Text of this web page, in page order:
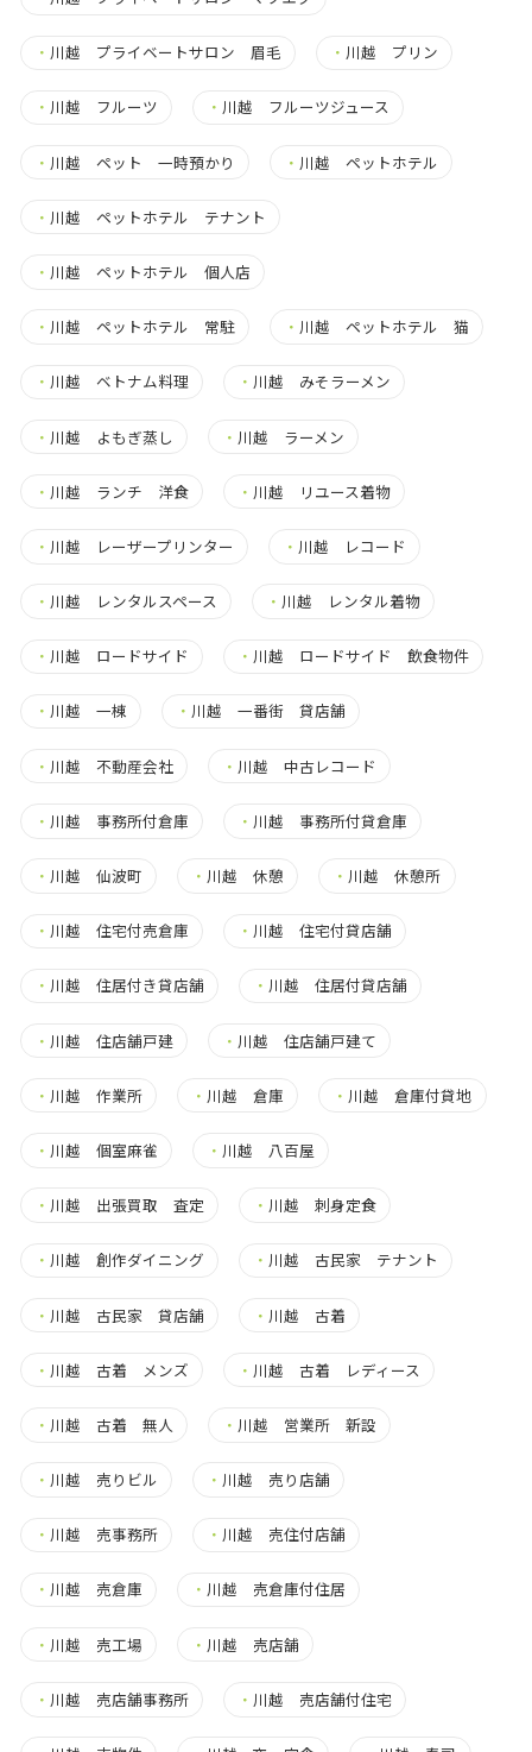
・ 川越 プライベートサロン 眉毛 ・ 川越 プリン
・ 川越 フルーツ ・ 川越 フルーツジュース
・ 川越 ペット 一時預かり ・ 川越 ペットホテル
・ 川越 ペットホテル テナント
・ 川越 ペットホテル 個人店
・ 川越 ペットホテル 常駐 ・ 川越 ペットホテル 猫
・ 川越 ベトナム料理 ・ 川越 みそラーメン
・ 川越 よもぎ蒸し ・ 川越 ラーメン
・ 川越 ランチ 洋食 ・ 川越 リユース着物
・ 川越 レーザープリンター ・ 川越 レコード
・ 川越 レンタルスペース ・ 川越 レンタル着物
・ 川越 ロードサイド ・ 川越 ロードサイド 飲食物件
・ 川越 一棟 ・ 川越 一番街 貸店舗
・ 川越 不動産会社 ・ 川越 中古レコード
・ 川越 事務所付倉庫 ・ 川越 事務所付貸倉庫
・ 川越 仙波町 ・ 川越 休憩 ・ 川越 休憩所
・ 川越 住宅付売倉庫 ・ 川越 住宅付貸店舗
・ 川越 住居付き貸店舗 ・ 川越 住居付貸店舗
・ 川越 住店舗戸建 ・ 川越 住店舗戸建て
・ 川越 作業所 ・ 川越 倉庫 ・ 川越 倉庫付貸地
・ 川越 個室麻雀 ・ 川越 八百屋
・ 川越 出張買取 査定 ・ 川越 刺身定食
・ 川越 創作ダイニング ・ 川越 古民家 テナント
・ 川越 古民家 貸店舗 ・ 川越 古着
・ 川越 古着 メンズ ・ 川越 古着 レディース
・ 川越 古着 無人 ・ 川越 営業所 新設
・ 川越 売りビル ・ 川越 売り店舗
・ 川越 売事務所 ・ 川越 売住付店舗
・ 川越 売倉庫 ・ 川越 売倉庫付住居
・ 川越 売工場 ・ 川越 売店舗
・ 川越 売店舗事務所 ・ 川越 売店舗付住宅